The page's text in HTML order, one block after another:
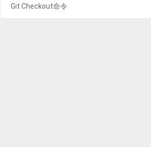
Git Checkout命令